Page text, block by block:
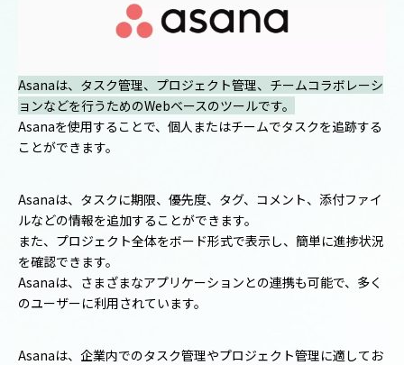
Asanaは、タスク管理、プロジェクト管理、チームコラボレーシ
ョンなどを行うためのWebベースのツールです。
Asanaを使用することで、個人またはチームでタスクを追跡する
ことができます。
Asanaは、タスクに期限、優先度、タグ、コメント、添付ファイ
ルなどの情報を追加することができます。
また、プロジェクト全体をボード形式で表示し、簡単に進捗状況
を確認できます。
Asanaは、さまざまなアプリケーションとの連携も可能で、多く
のユーザーに利用されています。
Asanaは、企業内でのタスク管理やプロジェクト管理に適してお